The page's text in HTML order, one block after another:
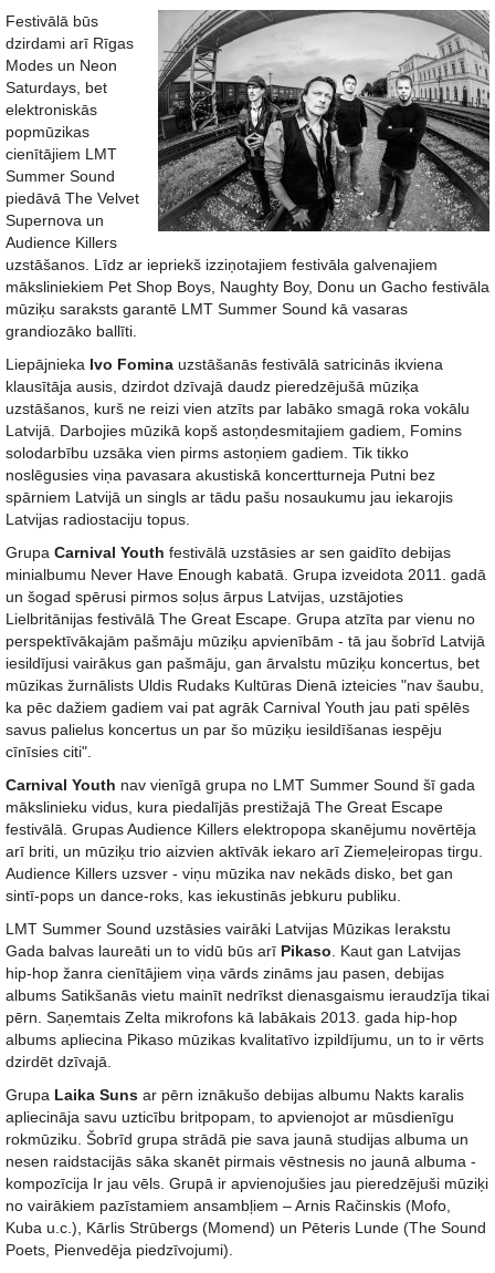
Festivālā būs
dzirdami arī Rīgas
Modes un Neon
Saturdays, bet
elektroniskās
popmūzikas
cienītājiem LMT
Summer Sound
piedāvā The Velvet
Supernova un
Audience Killers
uzstāšanos. Līdz ar iepriekš izziņotajiem festivāla galvenajiem
māksliniekiem Pet Shop Boys, Naughty Boy, Donu un Gacho festivāla
mūziķu saraksts garantē LMT Summer Sound kā vasaras
grandiozāko ballīti.
Liepājnieka Ivo Fomina uzstāšanās festivālā satricinās ikviena
klausītāja ausis, dzirdot dzīvajā daudz pieredzējušā mūziķa
uzstāšanos, kurš ne reizi vien atzīts par labāko smagā roka vokālu
Latvijā. Darbojies mūzikā kopš astoņdesmitajiem gadiem, Fomins
solodarbību uzsāka vien pirms astoņiem gadiem. Tik tikko
noslēgusies viņa pavasara akustiskā koncertturneja Putni bez
spārniem Latvijā un singls ar tādu pašu nosaukumu jau iekarojis
Latvijas radiostaciju topus.
Grupa Carnival Youth festivālā uzstāsies ar sen gaidīto debijas
minialbumu Never Have Enough kabatā. Grupa izveidota 2011. gadā
un šogad spērusi pirmos soļus ārpus Latvijas, uzstājoties
Lielbritānijas festivālā The Great Escape. Grupa atzīta par vienu no
perspektīvākajām pašmāju mūziķu apvienībām - tā jau šobrīd Latvijā
iesildījusi vairākus gan pašmāju, gan ārvalstu mūziķu koncertus, bet
mūzikas žurnālists Uldis Rudaks Kultūras Dienā izteicies "nav šaubu,
ka pēc dažiem gadiem vai pat agrāk Carnival Youth jau pati spēlēs
savus palielus koncertus un par šo mūziķu iesildīšanas iespēju
cīnīsies citi".
Carnival Youth nav vienīgā grupa no LMT Summer Sound šī gada
mākslinieku vidus, kura piedalījās prestižajā The Great Escape
festivālā. Grupas Audience Killers elektropopa skanējumu novērtēja
arī briti, un mūziķu trio aizvien aktīvāk iekaro arī Ziemeļeiropas tirgu.
Audience Killers uzsver - viņu mūzika nav nekāds disko, bet gan
sintī-pops un dance-roks, kas iekustinās jebkuru publiku.
LMT Summer Sound uzstāsies vairāki Latvijas Mūzikas Ierakstu
Gada balvas laureāti un to vidū būs arī Pikaso . Kaut gan Latvijas
hip-hop žanra cienītājiem viņa vārds zināms jau pasen, debijas
albums Satikšanās vietu mainīt nedrīkst dienasgaismu ieraudzīja tikai
pērn. Saņemtais Zelta mikrofons kā labākais 2013. gada hip-hop
albums apliecina Pikaso mūzikas kvalitatīvo izpildījumu, un to ir vērts
dzirdēt dzīvajā.
Grupa Laika Suns ar pērn iznākušo debijas albumu Nakts karalis
apliecināja savu uzticību britpopam, to apvienojot ar mūsdienīgu
rokmūziku. Šobrīd grupa strādā pie sava jaunā studijas albuma un
nesen raidstacijās sāka skanēt pirmais vēstnesis no jaunā albuma -
kompozīcija Ir jau vēls. Grupā ir apvienojušies jau pieredzējuši mūziķi
no vairākiem pazīstamiem ansambļiem – Arnis Račinskis (Mofo,
Kuba u.c.), Kārlis Strūbergs (Momend) un Pēteris Lunde (The Sound
Poets, Pienvedēja piedzīvojumi).